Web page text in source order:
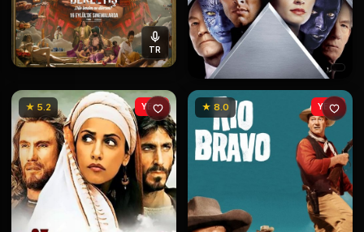
TR
★ 5.2 YENİ ★ 8.0 YENİ